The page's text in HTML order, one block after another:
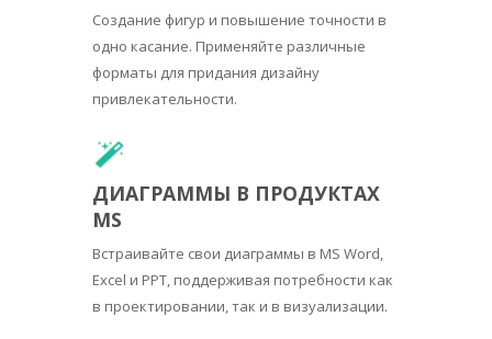
Создание фигур и повышение точности в
одно касание. Применяйте различные
форматы для придания дизайну
привлекательности.
ДИАГРАММЫ В ПРОДУКТАХ
MS
Встраивайте свои диаграммы в MS Word,
Excel и PPT, поддерживая потребности как
в проектировании, так и в визуализации.